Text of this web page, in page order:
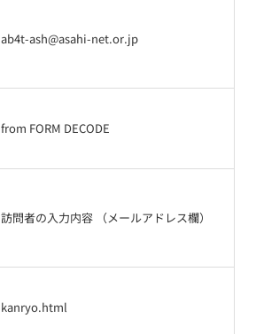
ab4t-ash@asahi-net.or.jp
from FORM DECODE
訪問者の入力内容 （メールアドレス欄）
kanryo.html